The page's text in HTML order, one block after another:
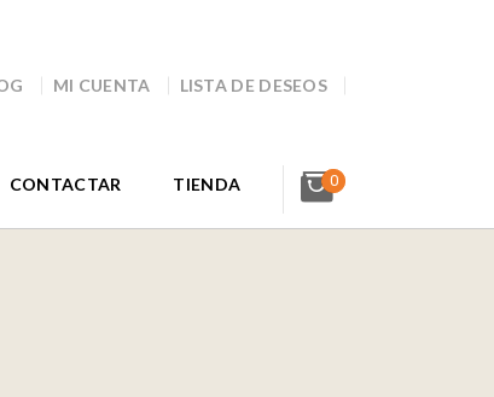
MI CUENTA LISTA DE DESEOS
CONTACTAR TIENDA 0